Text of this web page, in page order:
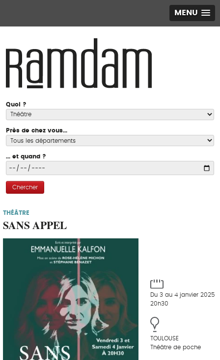
MENU
Quoi ?
Près de chez vous...
... et quand ?
Chercher
THÉÂTRE
SANS APPEL
Du 3 au 4 janvier 2025
20h30
TOULOUSE
Théâtre de poche